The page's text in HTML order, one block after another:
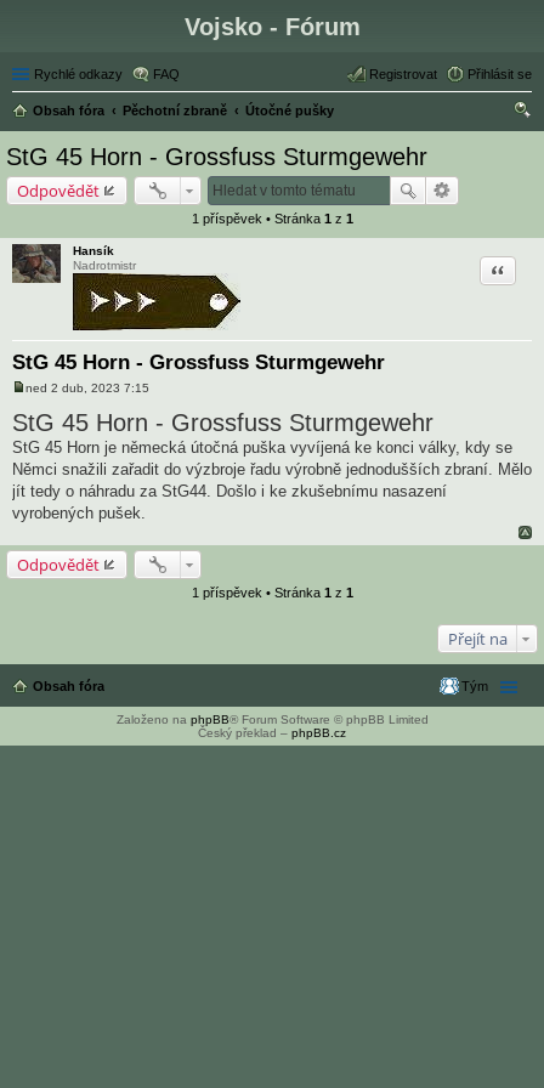
Vojsko - Fórum
Rychlé odkazy FAQ Přihlásit se
Registrovat
Obsah fóra Pěchotní zbraně
Útočné pušky
StG 45 Horn - Grossfuss Sturmgewehr
Odpovědět
1 příspěvek • Stránka 1 z 1
Hansík
Nadrotmistr
StG 45 Horn - Grossfuss Sturmgewehr
Citace
ř
í
s
p
ě
v
e
k
ned 2 dub, 2023 7:15
StG 45 Horn - Grossfuss Sturmgewehr
StG 45 Horn je německá útočná puška vyvíjená ke konci války, kdy se
Němci snažili zařadit do výzbroje řadu výrobně jednodušších zbraní. Mělo
jít tedy o náhradu za StG44. Došlo i ke zkušebnímu nasazení
vyrobených pušek.
Odpovědět
1 příspěvek • Stránka 1 z 1
Přejít na
Obsah fóra Tým
Založeno na phpBB® Forum Software © phpBB Limited
Český překlad – phpBB.cz